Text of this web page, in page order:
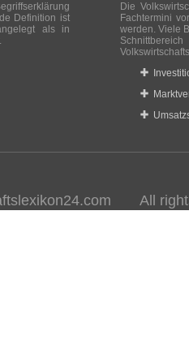
Definition ist
als in
Die
Fachtermini
werden. Viele
All